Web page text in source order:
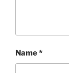
Name*